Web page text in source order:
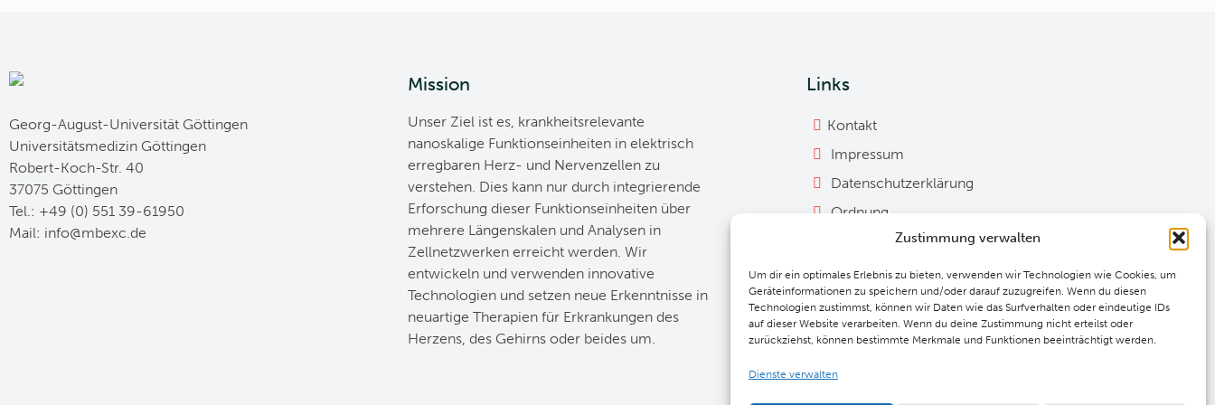
Zustimmung verwalten
Um dir ein optimales Erlebnis zu bieten, verwenden wir Technologien wie Cookies, um
Geräteinformationen zu speichern und/oder darauf zuzugreifen. Wenn du diesen
Technologien zustimmst, können wir Daten wie das Surfverhalten oder eindeutige IDs
auf dieser Website verarbeiten. Wenn du deine Zustimmung nicht erteilst oder
zurückziehst, können bestimmte Merkmale und Funktionen beeinträchtigt werden.
Dienste verwalten
Georg-August-Universität Göttingen
Universitätsmedizin Göttingen
Robert-Koch-Str. 40
37075 Göttingen
Tel.: +49 (0) 551 39-61950
Mail: ed.cxebm@ofni
Mission
Unser Ziel ist es, krankheitsrelevante
nanoskalige Funktionseinheiten in elektrisch
erregbaren Herz- und Nervenzellen zu
verstehen. Dies kann nur durch integrierende
Erforschung dieser Funktionseinheiten über
mehrere Längenskalen und Analysen in
Zellnetzwerken erreicht werden. Wir
entwickeln und verwenden innovative
Technologien und setzen neue Erkenntnisse in
neuartige Therapien für Erkrankungen des
Herzens, des Gehirns oder beides um.
Links
Kontakt
Impressum
Datenschutzerklärung
Ordnung
Cookie Richtlinie
Downloads